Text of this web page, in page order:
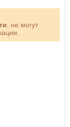
, не могут